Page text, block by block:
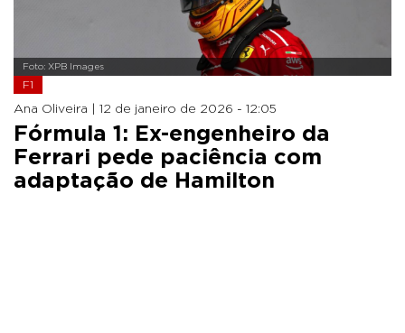
Foto: XPB Images
F1
Ana Oliveira | 12 de janeiro de 2026 - 12:05
Fórmula 1: Ex-engenheiro da
Ferrari pede paciência com
adaptação de Hamilton